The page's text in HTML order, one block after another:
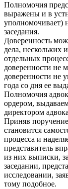
Полномочия
выражены и в
уполномочивает)
заседания.
Доверенность
дела, нескольких
отдельных
доверенности не
доверенности не
года со дня ее
Полномочия
ордером,
директором
Приняв
становится
процесса и
представитель
из них выписки,
заседании,
исследовании,
тому подобное.